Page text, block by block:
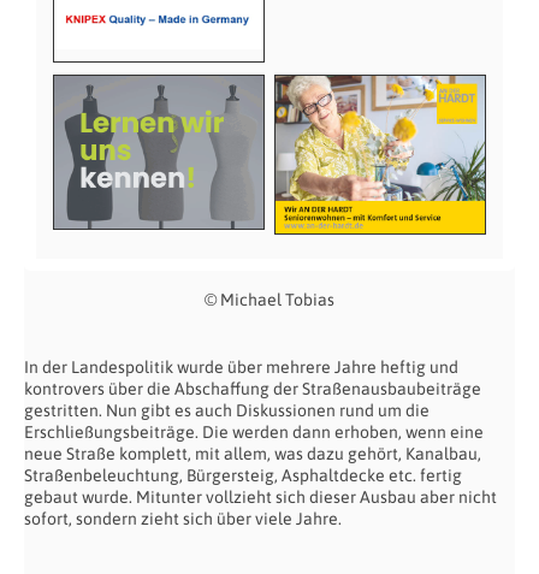
© Michael Tobias
In der Landespolitik wurde über mehrere Jahre heftig und
kontrovers über die Abschaffung der Straßenausbaubeiträge
gestritten. Nun gibt es auch Diskussionen rund um die
Erschließungsbeiträge. Die werden dann erhoben, wenn eine
neue Straße komplett, mit allem, was dazu gehört, Kanalbau,
Straßenbeleuchtung, Bürgersteig, Asphaltdecke etc. fertig
gebaut wurde. Mitunter vollzieht sich dieser Ausbau aber nicht
sofort, sondern zieht sich über viele Jahre.